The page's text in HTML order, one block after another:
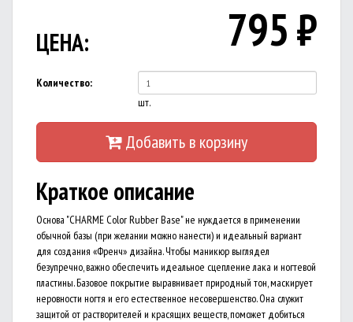
ЦЕНА: 795₽
Количество:
шт.
Добавить в корзину
Краткое описание
Основа "CHARME Color Rubber Base" не нуждается в применении
обычной базы (при желании можно нанести) и идеальный вариант
для создания «Френч» дизайна. Чтобы маникюр выглядел
безупречно, важно обеспечить идеальное сцепление лака и ногтевой
пластины. Базовое покрытие выравнивает природный тон, маскирует
неровности ногтя и его естественное несовершенство. Она служит
защитой от растворителей и красящих веществ, поможет добиться